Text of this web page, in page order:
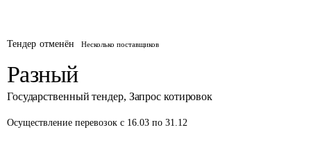
Тендер отменён Несколько поставщиков
Разный
Государственный тендер, Запрос котировок
Осуществление перевозок с 16.03 по 31.12